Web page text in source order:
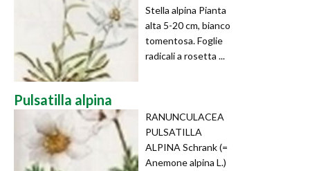
Stella alpina Pianta
alta 5-20 cm, bianco
tomentosa. Foglie
radicali a rosetta ...
Pulsatilla alpina
RANUNCULACEA
PULSATILLA
ALPINA Schrank (=
Anemone alpina L.)